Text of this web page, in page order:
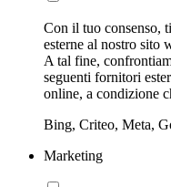
Con il tuo consenso,
esterne al nostro sito
A tal fine,
seguenti fornitori
online, a condizione
Bing, Criteo, Meta,
Marketing